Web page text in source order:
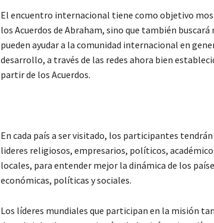
El encuentro internacional tiene como objetivo
los Acuerdos de Abraham, sino que también
pueden ayudar a la comunidad internacional en
desarrollo, a través de las redes ahora bien
partir de los Acuerdos.
En cada país a ser visitado, los participantes
lideres religiosos, empresarios, políticos,
locales, para entender mejor la dinámica de los
económicas, políticas y sociales.
Los líderes mundiales que participan en la misión